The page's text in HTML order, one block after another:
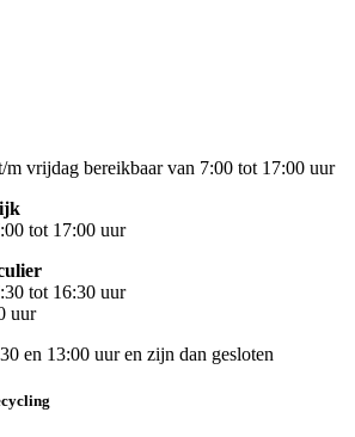
vrijdag bereikbaar van 7:00 tot 17:00 uur
tot 17:00 uur
tot 16:30 uur
uur
en 13:00 uur en zijn dan gesloten